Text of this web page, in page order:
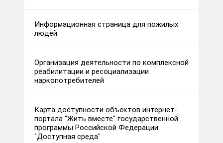
Информационная страница для пожилых
людей
Организация деятельности по комплексной
реабилитации и ресоциализации
наркопотребителей
Карта доступности объектов интернет-
портала "Жить вместе" государственной
программы Российской Федерации
"Доступная среда"